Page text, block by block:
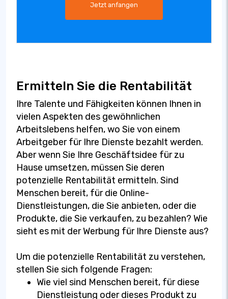
Jetzt anfangen
Ermitteln Sie die Rentabilität
Ihre Talente und Fähigkeiten können Ihnen in
vielen Aspekten des gewöhnlichen
Arbeitslebens helfen, wo Sie von einem
Arbeitgeber für Ihre Dienste bezahlt werden.
Aber wenn Sie Ihre Geschäftsidee für zu
Hause umsetzen, müssen Sie deren
potenzielle Rentabilität ermitteln. Sind
Menschen bereit, für die Online-
Dienstleistungen, die Sie anbieten, oder die
Produkte, die Sie verkaufen, zu bezahlen? Wie
sieht es mit der Werbung für Ihre Dienste aus?
Um die potenzielle Rentabilität zu verstehen,
stellen Sie sich folgende Fragen:
Wie viel sind Menschen bereit, für diese
Dienstleistung oder dieses Produkt zu